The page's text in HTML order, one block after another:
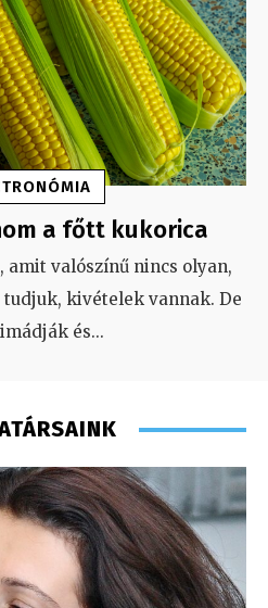
a főtt kukorica
amit valószínű nincs olyan,
tudjuk, kivételek vannak. De
és...